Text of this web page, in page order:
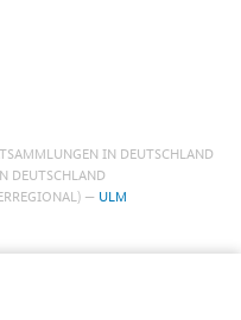
IN DEUTSCHLAND
DEUTSCHLAND
ULM